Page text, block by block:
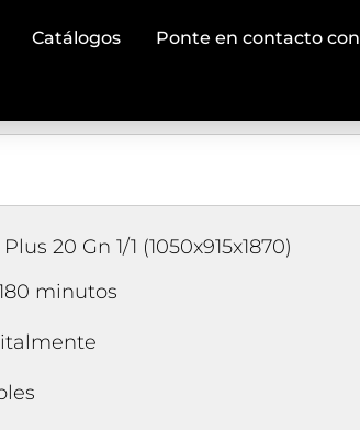
Catálogos Ponte en contacto con
20 Gn 1/1 (1050x915x1870)
minutos